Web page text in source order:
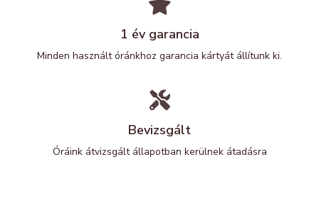
1 év garancia
Minden használt óránkhoz garancia kártyát állítunk ki.
Bevizsgált
Óráink átvizsgált állapotban kerülnek átadásra